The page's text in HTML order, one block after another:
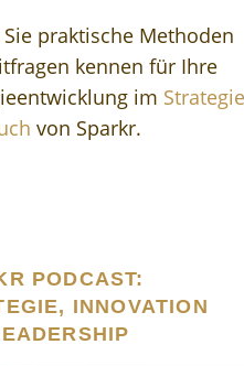
praktische Methoden
kennen für Ihre
im Strategie
von Sparkr.
PODCAST:
INNOVATION